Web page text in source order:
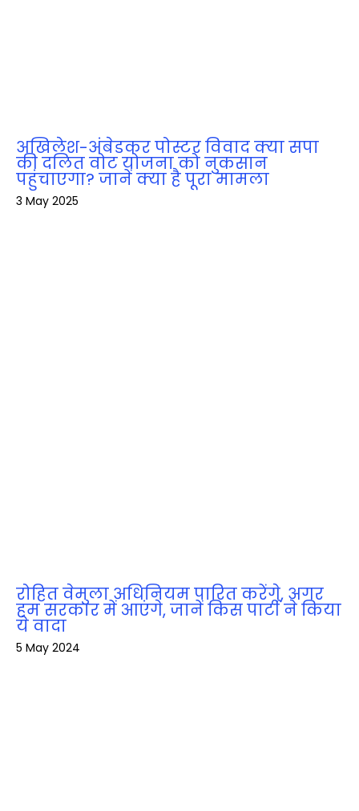
अखिलेश-अंबेडकर पोस्टर विवाद क्या सपा
की दलित वोट योजना को नुकसान
पहुंचाएगा? जानें क्या है पूरा मामला
3 May 2025
रोहित वेमुला अधिनियम पारित करेंगे, अगर
हम सरकार में आएंगे, जानें किस पार्टी ने किया
ये वादा
5 May 2024